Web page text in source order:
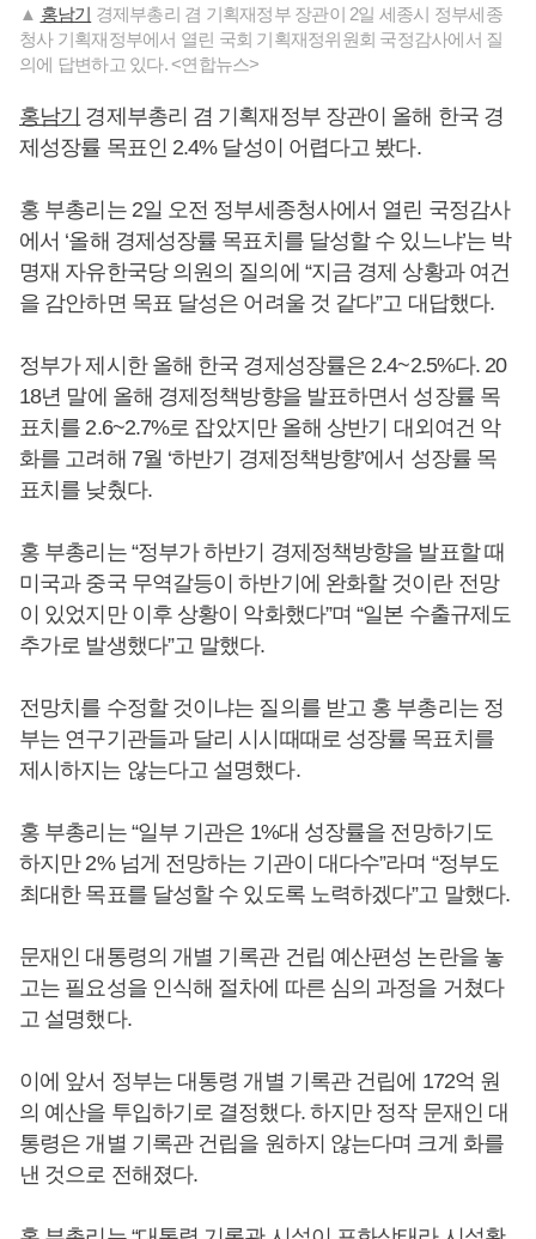
▲ 홍남기 경제부총리 겸 기획재정부 장관이 2일 세종시 정부세종
청사 기획재정부에서 열린 국회 기획재정위원회 국정감사에서 질
의에 답변하고 있다. <연합뉴스>
홍남기 경제부총리 겸 기획재정부 장관이 올해 한국 경
제성장률 목표인 2.4% 달성이 어렵다고 봤다.
홍 부총리는 2일 오전 정부세종청사에서 열린 국정감사
에서 ‘올해 경제성장률 목표치를 달성할 수 있느냐’는 박
명재 자유한국당 의원의 질의에 “지금 경제 상황과 여건
을 감안하면 목표 달성은 어려울 것 같다”고 대답했다.
정부가 제시한 올해 한국 경제성장률은 2.4~2.5%다. 20
18년 말에 올해 경제정책방향을 발표하면서 성장률 목
표치를 2.6~2.7%로 잡았지만 올해 상반기 대외여건 악
화를 고려해 7월 ‘하반기 경제정책방향’에서 성장률 목
표치를 낮췄다.
홍 부총리는 “정부가 하반기 경제정책방향을 발표할 때
미국과 중국 무역갈등이 하반기에 완화할 것이란 전망
이 있었지만 이후 상황이 악화했다”며 “일본 수출규제도
추가로 발생했다”고 말했다.
전망치를 수정할 것이냐는 질의를 받고 홍 부총리는 정
부는 연구기관들과 달리 시시때때로 성장률 목표치를
제시하지는 않는다고 설명했다.
홍 부총리는 “일부 기관은 1%대 성장률을 전망하기도
하지만 2% 넘게 전망하는 기관이 대다수”라며 “정부도
최대한 목표를 달성할 수 있도록 노력하겠다”고 말했다.
문재인 대통령의 개별 기록관 건립 예산편성 논란을 놓
고는 필요성을 인식해 절차에 따른 심의 과정을 거쳤다
고 설명했다.
이에 앞서 정부는 대통령 개별 기록관 건립에 172억 원
의 예산을 투입하기로 결정했다. 하지만 정작 문재인 대
통령은 개별 기록관 건립을 원하지 않는다며 크게 화를
낸 것으로 전해졌다.